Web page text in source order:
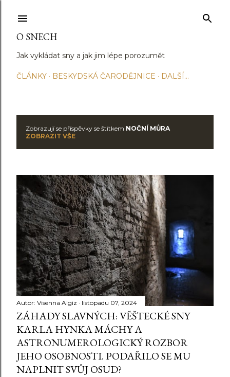
O SNECH
Jak vykládat sny a jak jim lépe porozumět
ČLÁNKY BESKYDSKÁ ČARODĚJNICE DALŠÍ…
í
s
p
ě
v
k
y
Zobrazují se příspěvky se štítkem NOČNÍ MŮRA
ZOBRAZIT VŠE
Autor: Visenna Algiz listopadu 07, 2024
ZÁHADY SLAVNÝCH: VĚŠTECKÉ SNY
KARLA HYNKA MÁCHY A
ASTRONUMEROLOGICKÝ ROZBOR
JEHO OSOBNOSTI. PODAŘILO SE MU
NAPLNIT SVŮJ OSUD?